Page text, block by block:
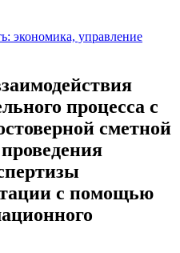
экономика, управление
процесса с
сметной
с помощью